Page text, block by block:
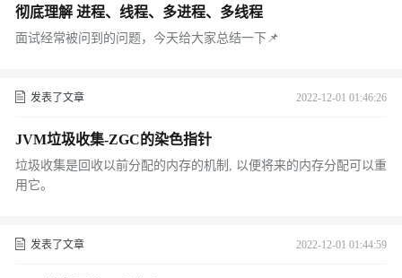
彻底理解 进程、线程、多进程、多线程
面试经常被问到的问题，今天给大家总结一下📌
发表了文章 2022-12-01 01:46:26
JVM垃圾收集-ZGC的染色指针
垃圾收集是回收以前分配的内存的机制, 以便将来的内存分配可以重
用它。
发表了文章 2022-12-01 01:44:59